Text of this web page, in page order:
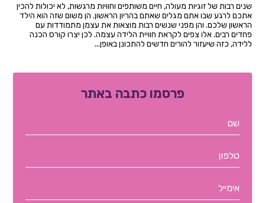
שנים רבות של זוגיות מעולה, חיים משותפים וחוויות מרגשות, לא יכולות להכין
אתכם לרגע שבו אתם מגלים שאתם בהריון הראשון. הן משום שזה הוא הילד
הראשון שלכם. והן מפני שנשים רבות מוצאות את עצמן מתמודדות עם
פחדים רבים. אלו צפים לקראת חוויית הלידה עצמה. לכן יצרו קורס הכנה
ללידה, כזה שיעזור להורים חדשים להתכונן באופן...
פרסמו כתבה באתר